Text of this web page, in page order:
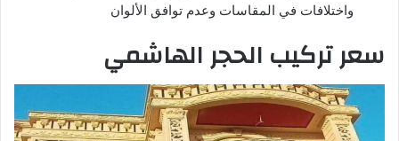
واختلافات في المقاسات وعدم توافق الألوان
سعر تركيب الحجر الهاشمي